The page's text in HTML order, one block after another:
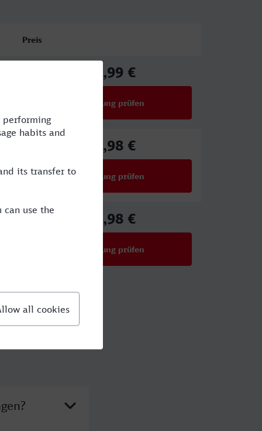
Preis
86,99 €
Verbindung prüfen
77,98 €
Verbindung prüfen
77,98 €
Verbindung prüfen